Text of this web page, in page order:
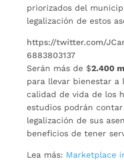
priorizados del
legalización de estos
https://twitter.com/
6883803137
Serán más de $2.400
para llevar bienestar a
calidad de vida de los
estudios podrán
legalización de sus
beneficios de tener
Lea más: Marketplace